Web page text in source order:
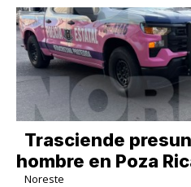
Trasciende
hombre en Poza
Noreste